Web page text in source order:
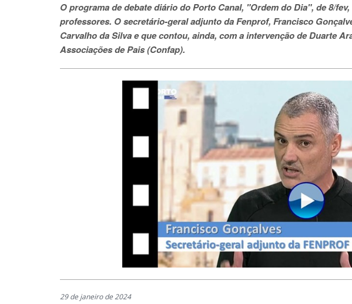
O programa de debate diário do Porto Canal, "Ordem do Dia", de 8/
professores. O secretário-geral adjunto da Fenprof, Francisco
Carvalho da Silva e que contou, ainda, com a intervenção de Duarte
Associações de Pais (Confap).
29 de janeiro de 2024